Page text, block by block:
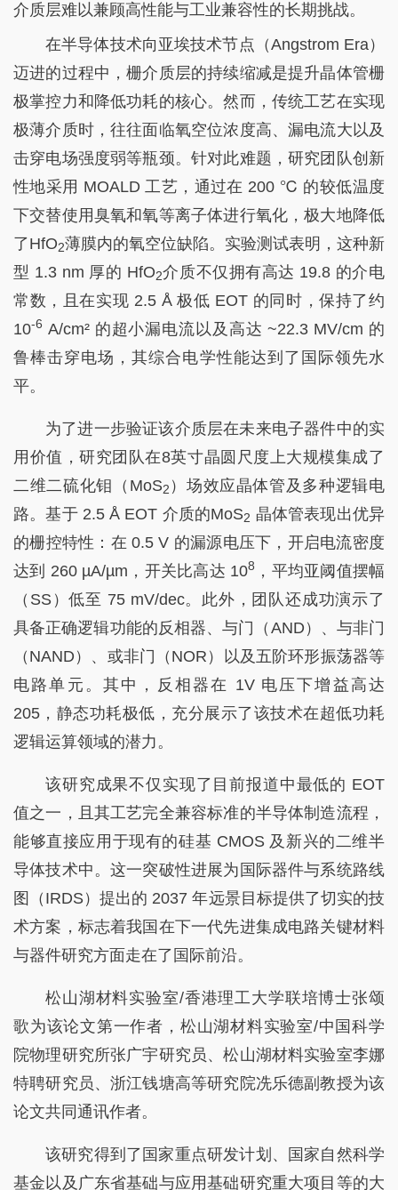
介质层难以兼顾高性能与工业兼容性的长期挑战。
在半导体技术向亚埃技术节点（Angstrom Era）
迈进的过程中，栅介质层的持续缩减是提升晶体管栅
极掌控力和降低功耗的核心。然而，传统工艺在实现
极薄介质时，往往面临氧空位浓度高、漏电流大以及
击穿电场强度弱等瓶颈。针对此难题，研究团队创新
性地采用 MOALD 工艺，通过在 200 ℃ 的较低温度
下交替使用臭氧和氧等离子体进行氧化，极大地降低
了HfO2薄膜内的氧空位缺陷。实验测试表明，这种新
型 1.3 nm 厚的 HfO2介质不仅拥有高达 19.8 的介电
常数，且在实现 2.5 Å 极低 EOT 的同时，保持了约
10-6 A/cm² 的超小漏电流以及高达 ~22.3 MV/cm 的
鲁棒击穿电场，其综合电学性能达到了国际领先水
平。
为了进一步验证该介质层在未来电子器件中的实
用价值，研究团队在8英寸晶圆尺度上大规模集成了
二维二硫化钼（MoS2 ）场效应晶体管及多种逻辑电
路。基于 2.5 Å EOT 介质的MoS2 晶体管表现出优异
的栅控特性：在 0.5 V 的漏源电压下，开启电流密度
达到 260 µA/µm，开关比高达 108 ，平均亚阈值摆幅
（SS）低至 75 mV/dec。此外，团队还成功演示了
具备正确逻辑功能的反相器、与门（AND）、与非门
（NAND）、或非门（NOR）以及五阶环形振荡器等
电路单元。其中，反相器在 1V 电压下增益高达
205，静态功耗极低，充分展示了该技术在超低功耗
逻辑运算领域的潜力。
该研究成果不仅实现了目前报道中最低的 EOT
值之一，且其工艺完全兼容标准的半导体制造流程，
能够直接应用于现有的硅基 CMOS 及新兴的二维半
导体技术中。这一突破性进展为国际器件与系统路线
图（IRDS）提出的 2037 年远景目标提供了切实的技
术方案，标志着我国在下一代先进集成电路关键材料
与器件研究方面走在了国际前沿。
松山湖材料实验室/香港理工大学联培博士张颂
歌为该论文第一作者，松山湖材料实验室/中国科学
院物理研究所张广宇研究员、松山湖材料实验室李娜
特聘研究员、浙江钱塘高等研究院冼乐德副教授为该
论文共同通讯作者。
该研究得到了国家重点研发计划、国家自然科学
基金以及广东省基础与应用基础研究重大项目等的大